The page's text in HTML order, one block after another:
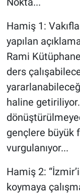
Hamiş 1:
yapılan
Rami
ders
haline
gençlere büyük
vurgulanıyor...
Hamiş 2:
koymaya